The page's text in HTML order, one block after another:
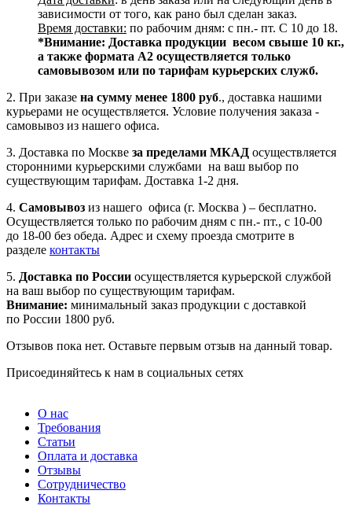
зависимости от того, как рано был сделан заказ.
Время доставки: по рабочим дням: с пн.- пт. С 10 до 18.
*Внимание: Доставка продукции весом свыше 10 кг.,
а также формата А2 осуществляется только
самовывозом или по тарифам курьерских служб.
2. При заказе на сумму менее 1800 руб., доставка нашими
курьерами не осуществляется. Условие получения заказа -
самовывоз из нашего офиса.
3. Доставка по Москве за пределами МКАД осуществляется
сторонними курьерскими службами на ваш выбор по
существующим тарифам. Доставка 1-2 дня.
4. Самовывоз из нашего офиса (г. Москва ) – бесплатно.
Осуществляется только по рабочим дням с пн.- пт., с 10-00
до 18-00 без обеда. Адрес и схему проезда смотрите в
разделе контакты
5. Доставка по России осуществляется курьерской службой
на ваш выбор по существующим тарифам.
Внимание: минимальный заказ продукции с доставкой
по России 1800 руб.
Отзывов пока нет. Оставьте первым отзыв на данный товар.
Присоединяйтесь к нам в социальных сетях
О нас
Требования
Статьи
Оплата и доставка
Отзывы
Сотрудничество
Контакты